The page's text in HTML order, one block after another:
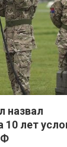
назвал
10 лет